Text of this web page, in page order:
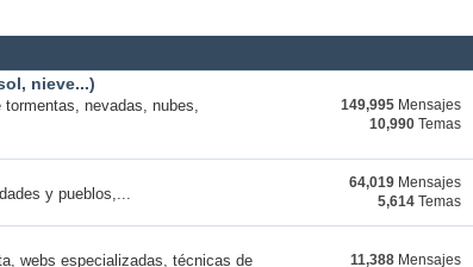
nieve...)
nevadas, nubes,
149,995 Mensajes
10,990 Temas
y pueblos,...
64,019 Mensajes
5,614 Temas
webs especializadas, técnicas de
11,388 Mensajes